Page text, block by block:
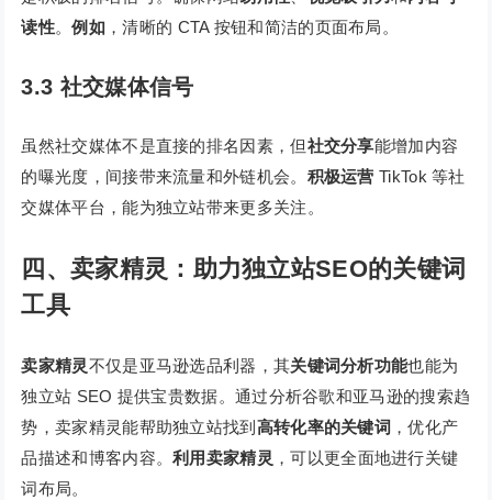
读性。例如 ，清晰的 CTA 按钮和简洁的页面布局。
3.3 社交媒体信号
虽然社交媒体不是直接的排名因素，但社交分享能增加内容
的曝光度，间接带来流量和外链机会。 积极运营 TikTok 等社
交媒体平台，能为独立站带来更多关注。
四、卖家精灵：助力独立站SEO的关键词
工具
卖家精灵不仅是亚马逊选品利器，其关键词分析功能也能为
独立站 SEO 提供宝贵数据。通过分析谷歌和亚马逊的搜索趋
势，卖家精灵能帮助独立站找到 高转化率的关键词 ，优化产
品描述和博客内容。利用卖家精灵 ，可以更全面地进行关键
词布局。